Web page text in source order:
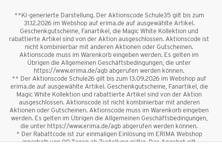
**KI-generierte Darstellung. Der Aktionscode Schule35 gilt bis zum
31.12.2026 im Webshop auf erima.de auf ausgewählte Artikel.
Geschenkgutscheine, Fanartikel, die Magic White Kollektion und
rabattierte Artikel sind von der Aktion ausgeschlossen. Aktionscode ist
nicht kombinierbar mit anderen Aktionen oder Gutscheinen.
Aktionscode muss im Warenkorb eingeben werden. Es gelten im
Übrigen die Allgemeinen Geschäftsbedingungen, die unter
https://www.erima.de/agb abgerufen werden können.
** Der Aktionscode Schule26 gilt bis zum 13.09.2026 im Webshop auf
erima.de auf ausgewählte Artikel. Geschenkgutscheine, Fanartikel, die
Magic White Kollektion und rabattierte Artikel sind von der Aktion
ausgeschlossen. Aktionscode ist nicht kombinierbar mit anderen
Aktionen oder Gutscheinen. Aktionscode muss im Warenkorb eingeben
werden. Es gelten im Übrigen die Allgemeinen Geschäftsbedingungen,
die unter https://www.erima.de/agb abgerufen werden können.
* Der Rabattcode ist zur einmaligen Einlösung im ERIMA Webshop
innerhalb von 90 Tagen ab Zustellung gültig. Das Angebot gilt